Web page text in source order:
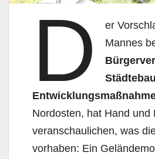
D
er
Mannes
Nordosten, hat Hand und
veranschaulichen, was
vorhaben: Ein